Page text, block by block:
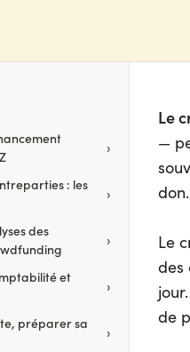
›
: les
›
des
›
et
›
préparer sa
›
Le
—
don.
Le
des
de